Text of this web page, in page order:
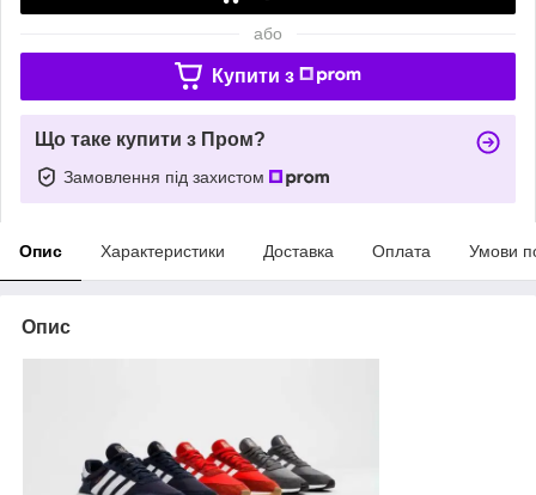
або
Купити з
Що таке купити з Пром?
Замовлення під захистом
Опис Характеристики Доставка Оплата Умови
Опис